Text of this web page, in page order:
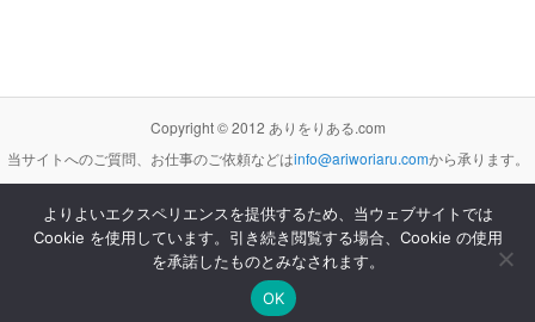
Copyright © 2012 ありをりある.com
当サイトへのご質問、お仕事のご依頼などはinfo@ariworiaru.comから承ります。
本サイトの記事・内容は クリエイティブ・コモンズ 表示 - 非営利 - 改変禁止 3.0 非移植 ライセンス
の下に提供します。
Proudly powered by WordPress
よりよいエクスペリエンスを提供するため、当ウェブサイトでは
Cookie を使用しています。引き続き閲覧する場合、Cookie の使用
を承諾したものとみなされます。
OK